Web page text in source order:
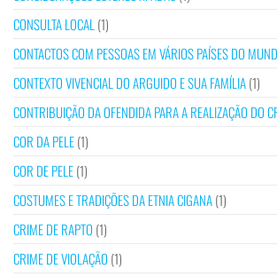
CONSULTA LOCAL (1)
CONTACTOS COM PESSOAS EM VÁRIOS PAÍSES DO
CONTEXTO VIVENCIAL DO ARGUIDO E SUA FAMÍLIA(1)
CONTRIBUIÇÃO DA OFENDIDA PARA A REALIZAÇÃO DO
COR DA PELE(1)
COR DE PELE(1)
COSTUMES E TRADIÇÕES DA ETNIA CIGANA(1)
CRIME DE RAPTO (1)
CRIME DE VIOLAÇÃO (1)